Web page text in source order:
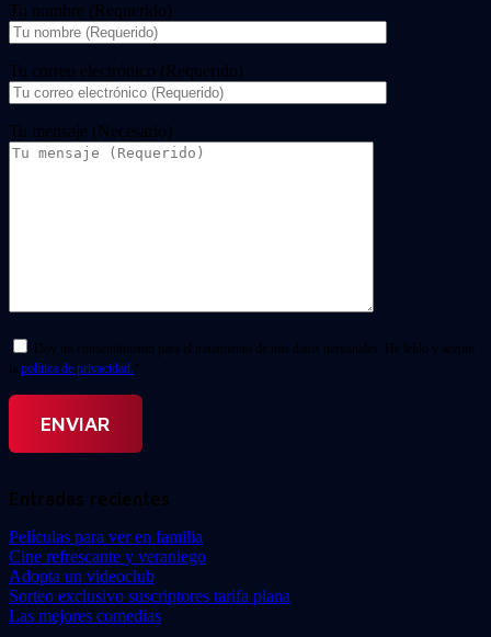
Tu nombre (Requerido)
Tu correo electrónico (Requerido)
Tu mensaje (Necesario)
Doy mi consentimiento para el tratamiento de mis datos personales. He leído y acepto
la política de privacidad. *
Entradas recientes
Películas para ver en familia
Cine refrescante y veraniego
Adopta un videoclub
Sorteo exclusivo suscriptores tarifa plana
Las mejores comedias